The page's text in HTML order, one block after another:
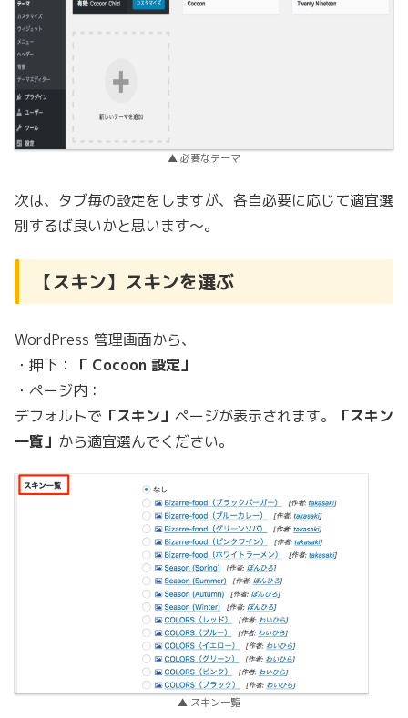
▲ 必要なテーマ
次は、タブ毎の設定をしますが、各自必要に応じて適宜選
別するば良いかと思います〜。
【スキン】スキンを選ぶ
WordPress 管理画面から、
・押下：
「 Cocoon 設定」
・ページ内：
デフォルトで 「スキン」 ページが表示されます。
「スキン
一覧」 から適宜選んでください。
▲ スキン一覧